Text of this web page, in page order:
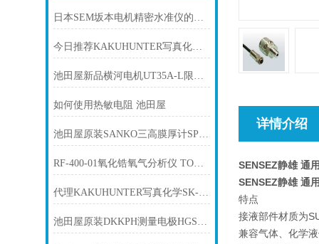
日本SEM坂本电机精密水准仪的应用
今日推荐KAKUHUNTER写真化学成像膜厚计
池田屋新品横河电机UT35A-L限位控制数字指示调节器
如何使用热敏电阻 池田屋
池田屋原装SANKO三高膜厚计SP-3300D产品介绍技术参数
RF-400-01氧化锆氧气分析仪 TORAY东丽
代理KAKUHUNTER写真化学SK-300SII高旋转搅拌脱泡机
池田屋原装DKKPH测量电极HGS-300产品介绍技术参
详情介绍
SENSEZ静雄 通
SENSEZ静雄 通
特点
接液部件材质为
兼容气体、化学